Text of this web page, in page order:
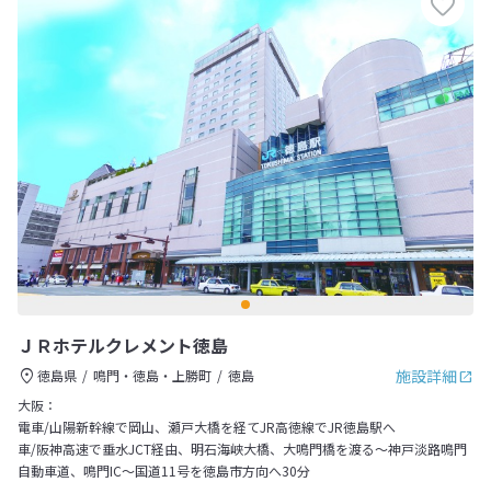
ＪＲホテルクレメント徳島
施設詳細
徳島県 鳴門・徳島・上勝町
徳島
大阪：
電車/山陽新幹線で岡山、瀬戸大橋を経てJR高徳線でJR徳島駅へ
車/阪神高速で垂水JCT経由、明石海峡大橋、大鳴門橋を渡る～神戸淡路鳴門
自動車道、鳴門IC～国道11号を徳島市方向へ30分